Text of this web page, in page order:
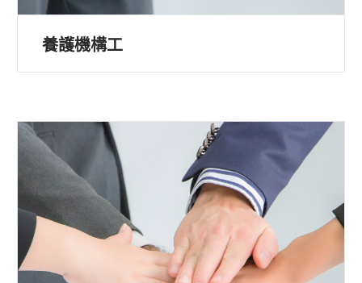
養護機構工